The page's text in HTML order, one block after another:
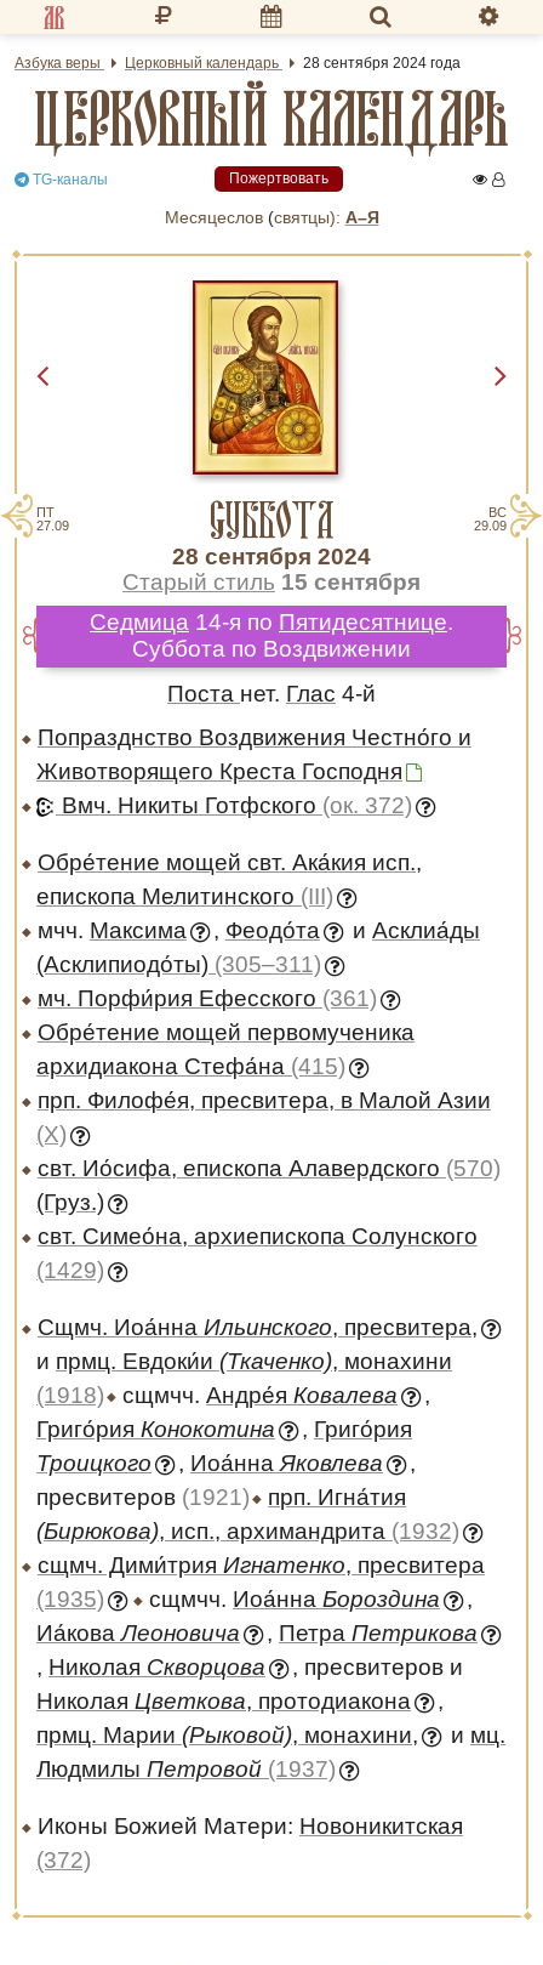
Разделы портала
«Азбука веры»
Гид
Календарь
Медиа
Семья и здоровье
Азбука веры Церковный календарь 28 сентября 2024 года
ЦЕРКОВНЫЙ КАЛЕНДАРЬ
TG-каналы Пожертвовать
Месяцеслов(cвятцы): А–Я
ВС
29.09
ПТ
27.09
СУББОТА
Старый стиль 15 сентября
28 сентября 2024
Седмица 14-я по Пятидесятнице.
Суббота по Воздвижении
Поста нет. Глас 4-й
Попразднство Воздвижения Честно́го и
Животворящего Креста Господня
Вмч. Никиты Готфского (ок. 372)
Обре́тение мощей свт. Ака́кия исп.,
епископа Мелитинского (III)
мчч. Максима , Феодо́та и Асклиа́ды
(Асклипиодо́ты) (305–311)
мч. Порфи́рия Ефесского (361)
Обре́тение мощей первомученика
архидиакона Стефа́на (415)
прп. Филофе́я, пресвитера, в Малой Азии
(X)
свт. Ио́сифа, епископа Алавердского (570)
(Груз.)
свт. Симео́на, архиепископа Солунского
(1429)
Сщмч. Иоа́нна Ильинского, пресвитера,
и прмц. Евдоки́и (Ткаченко), монахини
(1918)
сщмчч.Андре́яКовалева
,
Григо́рия Конокотина , Григо́рия
Троицкого
, Иоа́нна Яковлева
,
пресвитеров (1921)
прп. Игна́тия
(Бирюкова), исп., архимандрита (1932)
сщмч. Дими́трия Игнатенко, пресвитера
(1935)
сщмчч. Иоа́ннаБороздина
,
Иа́коваЛеоновича , Петра Петрикова
, Николая Скворцова
, пресвитеров и
Николая Цветкова, протодиакона
,
прмц. Марии (Рыковой), монахини, и мц.
Людмилы Петровой (1937)
Иконы Божией Матери: Новоникитская
(372)